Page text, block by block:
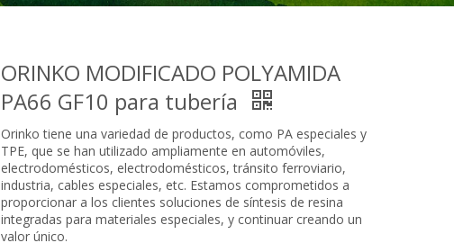
ORINKO MODIFICADO POLYAMIDA
PA66 GF10 para tubería
Orinko tiene una variedad de productos, como PA especiales y
TPE, que se han utilizado ampliamente en automóviles,
electrodomésticos, electrodomésticos, tránsito ferroviario,
industria, cables especiales, etc. Estamos comprometidos a
proporcionar a los clientes soluciones de síntesis de resina
integradas para materiales especiales, y continuar creando un
valor único.